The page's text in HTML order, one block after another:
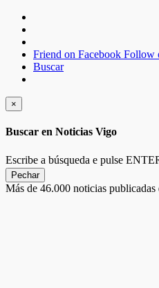
Friend on Facebook Follow
Buscar
×
Buscar en Noticias Vigo
Escribe a búsqueda e pulse
Pechar
Más de 46.000 noticias